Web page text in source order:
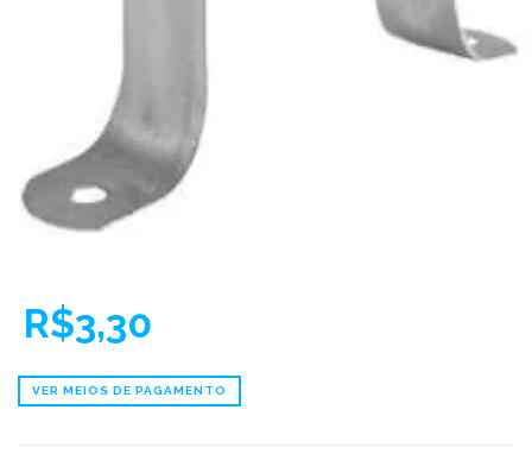
R$3,30
VER MEIOS DE PAGAMENTO